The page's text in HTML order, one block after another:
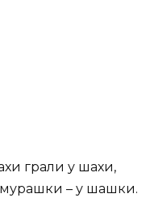
грали у шахи,
– у шашки.